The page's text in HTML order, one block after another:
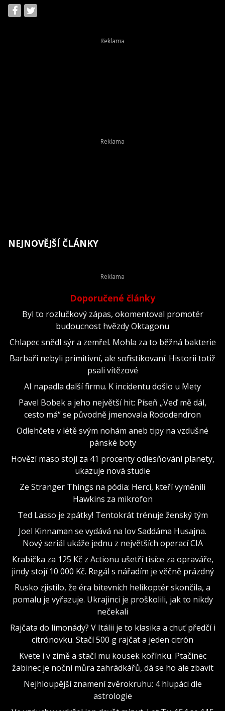
NEJNOVĚJŠÍ ČLÁNKY
Doporučené články
Byl to rozlučkový zápas, okomentoval promotér
budoucnost hvězdy Oktagonu
Chlapec snědl sýr a zemřel. Mohla za to běžná bakterie
Barbaři nebyli primitivní, ale sofistikovaní. Historii totiž
psali vítězové
AI napadla další firmu. K incidentu došlo u Mety
Pavel Bobek a jeho největší hit: Píseň „Veď mě dál,
cesto má“ se původně jmenovala Rododendron
Odlehčete v létě svým nohám aneb tipy na vzdušné
pánské boty
Hovězí maso stojí za 41 procenty odlesňování planety,
ukazuje nová studie
Ze Stranger Things na pódia: Herci, kteří vyměnili
Hawkins za mikrofon
Ted Lasso je zpátky! Tentokrát trénuje ženský tým
Joel Kinnaman se vydává na lov Saddáma Husajna.
Nový seriál ukáže jednu z největších operací CIA
Krabička za 125 Kč z Actionu ušetří tisíce za opraváře,
jindy stojí 10 000 Kč. Regál s nářadím je věčně prázdný
Rusko zjistilo, že éra bitevních helikoptér skončila, a
pomalu je vyřazuje. Ukrajinci je proškolili, jak to nikdy
nečekali
Rajčata do limonády? V Itálii je to klasika a chuť předčí i
citrónovku. Stačí 500 g rajčat a jeden citrón
Kvete i v zimě a stačí mu kousek kořínku. Ptačinec
žabinec je noční můra zahrádkářů, dá se ho ale zbavit
Nejhloupější znamení zvěrokruhu: 4 hlupáci dle
astrologie